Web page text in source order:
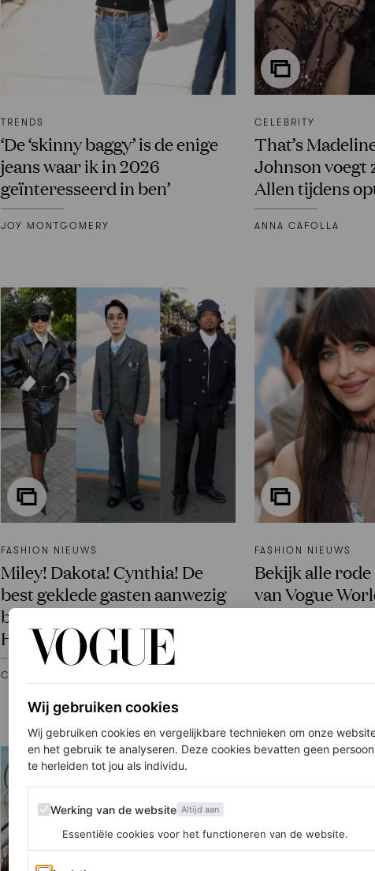
TRENDS
‘De ‘skinny baggy’ is de enige
jeans waar ik in 2026
geïnteresseerd in ben’
JOY MONTGOMERY
CELEBRITY
That’s
Johnson voegt
Allen tijdens
ANNA CAFOLLA
FASHION NIEUWS
Miley! Dakota! Cynthia! De
best geklede gasten aanwezig
bij Vogue World 2025:
Hollywood
CHRISTIAN ALLAIRE
FASHION NIEUWS
Bekijk alle
van Vogue
Hollywood
Wij gebruiken cookies
Wij gebruiken cookies en vergelijkbare technieken om onze
en het gebruik te analyseren. Deze cookies bevatten geen
te herleiden tot jou als individu.
Werking van de website
Werking van de website Altijd aan
Essentiële cookies voor het functioneren van de website.
Analytics